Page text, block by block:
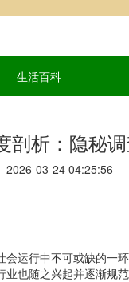
生活百科
剖析：隐秘
2026-03-24 04:25:56
运行中不可或缺的
也随之兴起并逐渐